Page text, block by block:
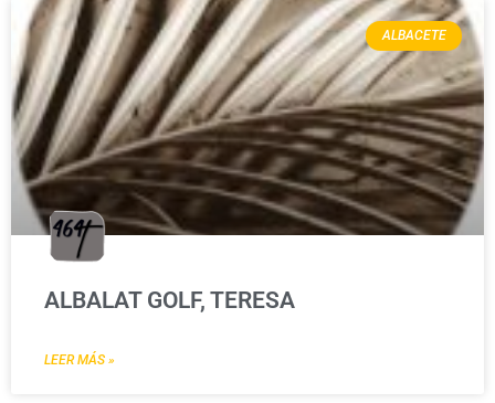
ALBACETE
ALBALAT GOLF, TERESA
LEER MÁS »